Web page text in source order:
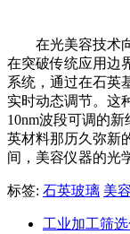
在光美容技术
在突破传统应用边
系统，通过在石英
实时动态调节。这
10nm波段可调的
英材料那历久弥新
间，美容仪器的光
标签: 石英玻璃 美
工业加工筛